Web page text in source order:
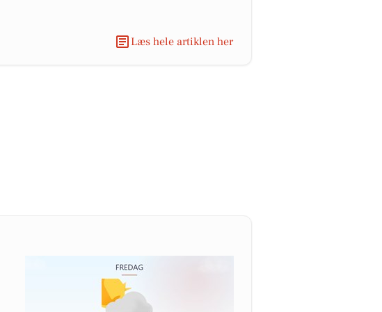
Læs hele artiklen her